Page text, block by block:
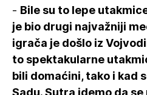
- Bile su to lepe
je bio drugi najvažniji
igrača je došlo iz
to spektakularne
bili domaćini, tako i kad
Sadu. Sutra idemo da